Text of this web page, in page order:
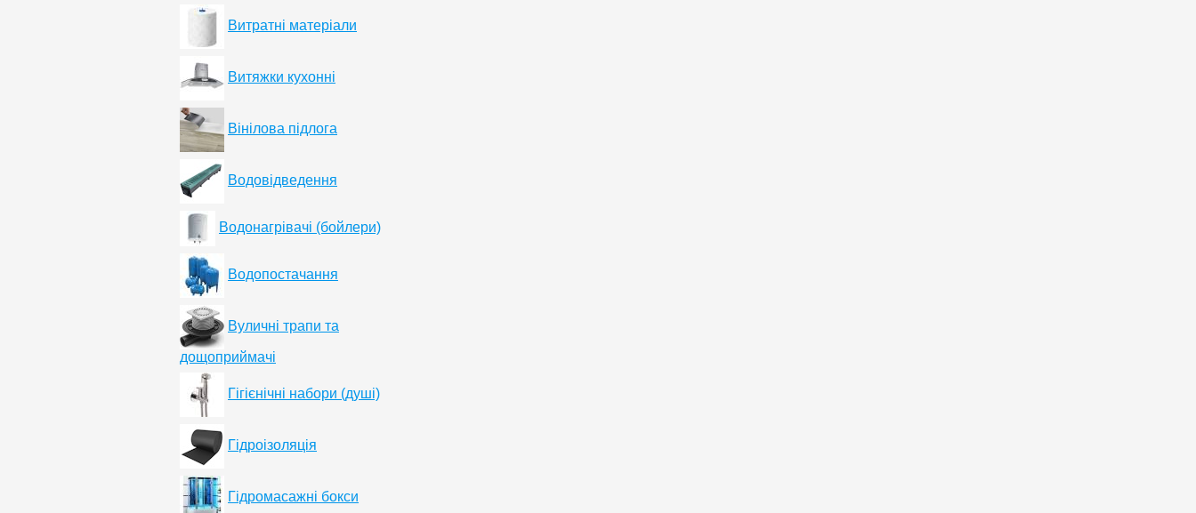
Витратні матеріали
Витяжки кухонні
Вінілова підлога
Водовідведення
Водонагрівачі (бойлери)
Водопостачання
Вуличні трапи та
дощоприймачі
Гігієнічні набори (душі)
Гідроізоляція
Гідромасажні бокси